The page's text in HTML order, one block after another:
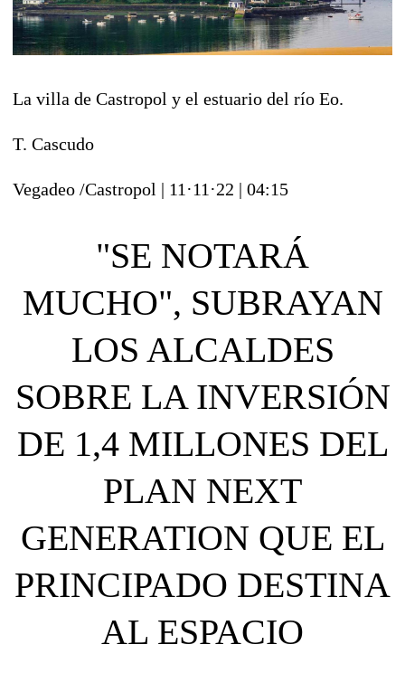
La villa de Castropol y el estuario del río Eo.
T. Cascudo
Vegadeo /Castropol | 11·11·22 | 04:15
"SE NOTARÁ
MUCHO", SUBRAYAN
LOS ALCALDES
SOBRE LA INVERSIÓN
DE 1,4 MILLONES DEL
PLAN NEXT
GENERATION QUE EL
PRINCIPADO DESTINA
AL ESPACIO